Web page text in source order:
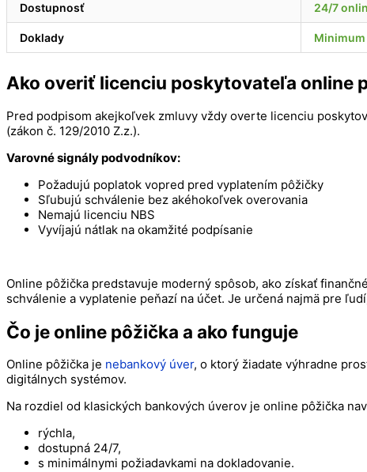
Dostupnosť 24/7
Doklady Minimum
Ako overiť licenciu poskytovateľa online
Pred podpisom akejkoľvek zmluvy vždy overte licenciu
(zákon č. 129/2010 Z.z.).
Varovné signály podvodníkov:
Požadujú poplatok vopred pred vyplatením pôžičky
Sľubujú schválenie bez akéhokoľvek overovania
Nemajú licenciu NBS
Vyvíjajú nátlak na okamžité podpísanie
Online pôžička predstavuje moderný spôsob, ako získať
schválenie a vyplatenie peňazí na účet. Je určená najmä pre
Čo je online pôžička a ako funguje
Online pôžička je nebankový úver, o ktorý žiadate výhradne
digitálnych systémov.
Na rozdiel od klasických bankových úverov je online pôžička
rýchla,
dostupná 24/7,
s minimálnymi požiadavkami na dokladovanie.